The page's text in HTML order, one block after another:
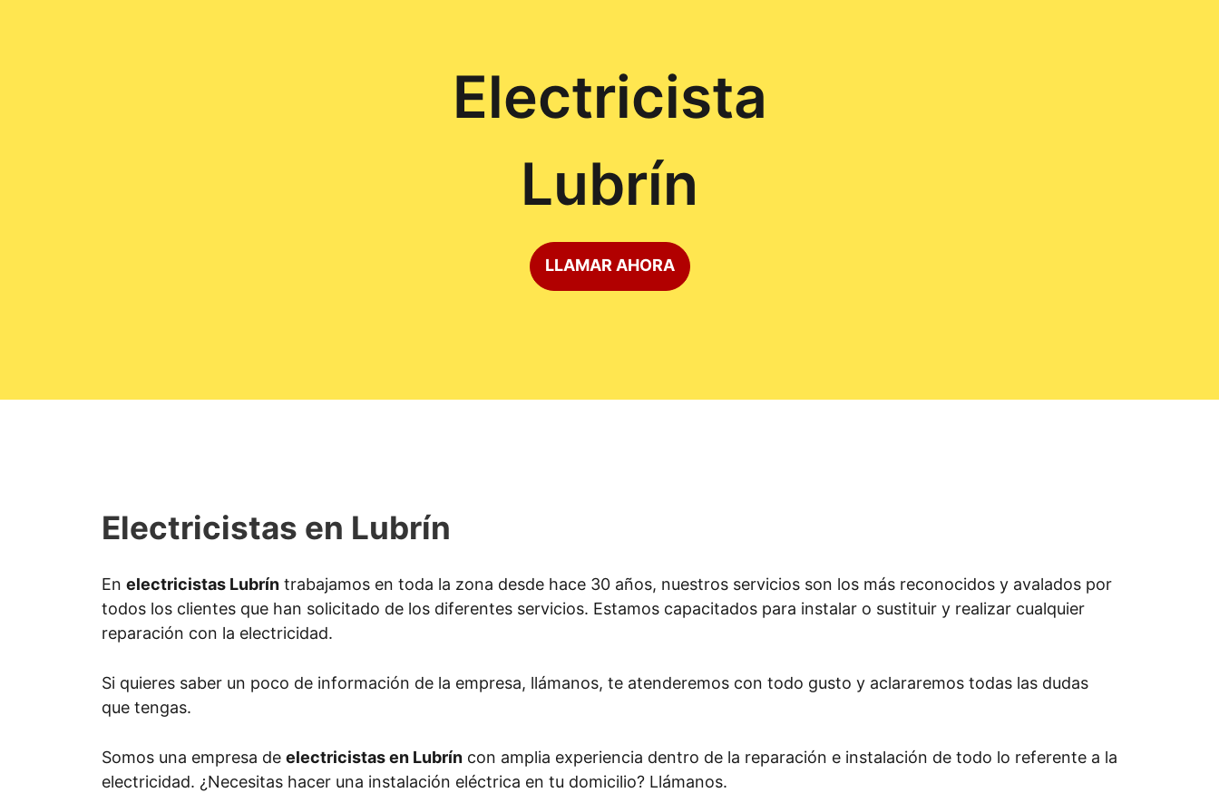
Electricista
Lubrín
LLAMAR AHORA
Electricistas en Lubrín
En electricistas Lubrín trabajamos en toda la zona desde hace 30 años, nuestros servicios son los más reconocidos y avalados por
todos los clientes que han solicitado de los diferentes servicios. Estamos capacitados para instalar o sustituir y realizar cualquier
reparación con la electricidad.
Si quieres saber un poco de información de la empresa, llámanos, te atenderemos con todo gusto y aclararemos todas las dudas
que tengas.
Somos una empresa de electricistas en Lubrín con amplia experiencia dentro de la reparación e instalación de todo lo referente a la
electricidad. ¿Necesitas hacer una instalación eléctrica en tu domicilio? Llámanos.